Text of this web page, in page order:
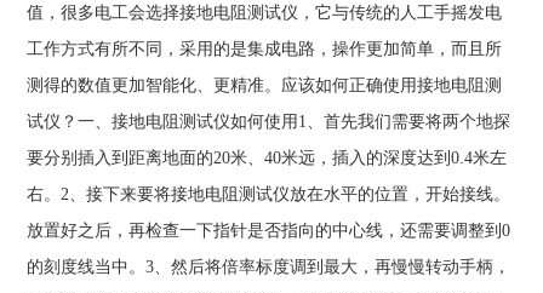
值，很多电工会选择接地电阻测试仪，它与传统的人工手摇发电
工作方式有所不同，采用的是集成电路，操作更加简单，而且所
测得的数值更加智能化、更精准。应该如何正确使用接地电阻测
试仪？一、接地电阻测试仪如何使用1、首先我们需要将两个地探
要分别插入到距离地面的20米、40米远，插入的深度达到0.4米左
右。2、接下来要将接地电阻测试仪放在水平的位置，开始接线。
放置好之后，再检查一下指针是否指向的中心线，还需要调整到0
的刻度线当中。3、然后将倍率标度调到最大，再慢慢转动手柄，